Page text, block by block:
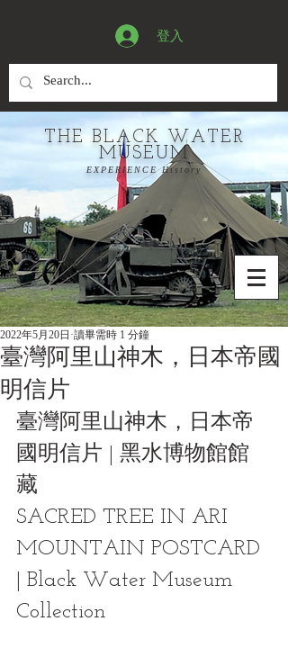
登入
THE BLACK WATER
MUSEUM
EXPERIENCE History
臺灣阿里山神木，日本帝國
明信片
2022年5月20日 讀畢需時 1 分鐘
臺灣阿里山神木，日本帝
國明信片 | 黑水博物館館
藏
SACRED TREE IN ARI
MOUNTAIN POSTCARD
| Black Water Museum
Collection